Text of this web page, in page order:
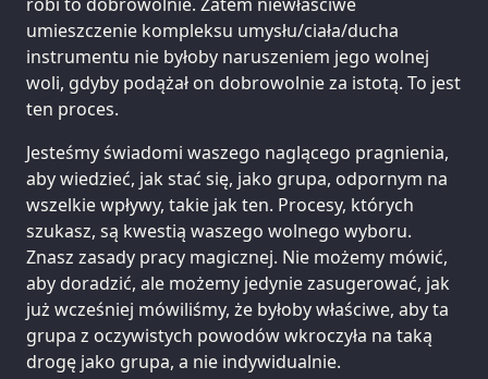
umieszczenie kompleksu umysłu/ciała/ducha
instrumentu nie byłoby naruszeniem jego wolnej
woli, gdyby podążał on dobrowolnie za istotą. To jest
ten proces.
Jesteśmy świadomi waszego naglącego pragnienia,
aby wiedzieć, jak stać się, jako grupa, odpornym na
wszelkie wpływy, takie jak ten. Procesy, których
szukasz, są kwestią waszego wolnego wyboru.
Znasz zasady pracy magicznej. Nie możemy mówić,
aby doradzić, ale możemy jedynie zasugerować, jak
już wcześniej mówiliśmy, że byłoby właściwe, aby ta
grupa z oczywistych powodów wkroczyła na taką
drogę jako grupa, a nie indywidualnie.